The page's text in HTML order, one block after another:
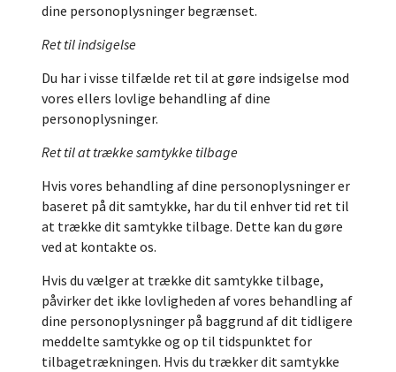
dine personoplysninger begrænset.
Ret til indsigelse
Du har i visse tilfælde ret til at gøre indsigelse mod
vores ellers lovlige behandling af dine
personoplysninger.
Ret til at trække samtykke tilbage
Hvis vores behandling af dine personoplysninger er
baseret på dit samtykke, har du til enhver tid ret til
at trække dit samtykke tilbage. Dette kan du gøre
ved at kontakte os.
Hvis du vælger at trække dit samtykke tilbage,
påvirker det ikke lovligheden af vores behandling af
dine personoplysninger på baggrund af dit tidligere
meddelte samtykke og op til tidspunktet for
tilbagetrækningen. Hvis du trækker dit samtykke